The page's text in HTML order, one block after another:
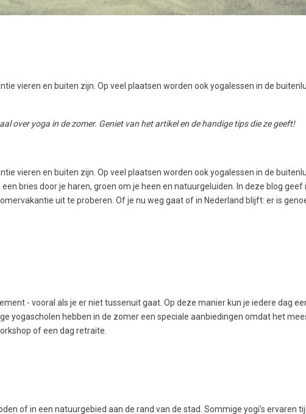
vieren en buiten zijn. Op veel plaatsen worden ook yogalessen in de
over yoga in de zomer. Geniet van het artikel en de handige tips die ze geeft!
vieren en buiten zijn. Op veel plaatsen worden ook yogalessen in de
bries door je haren, groen om je heen en natuurgeluiden. In deze blog geef
uit te proberen. Of je nu weg gaat of in Nederland blijft: er is
- vooral als je er niet tussenuit gaat. Op deze manier kun je iedere dag
yogascholen hebben in de zomer een speciale aanbiedingen omdat het
of een dag retraite.
of in een natuurgebied aan de rand van de stad. Sommige yogi’s ervaren